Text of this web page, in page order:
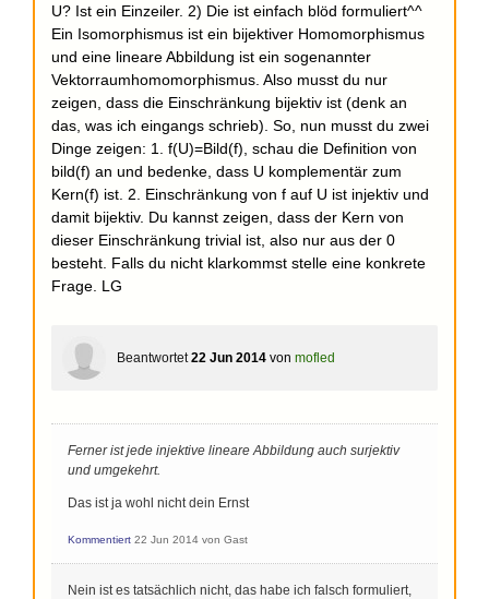
U? Ist ein Einzeiler. 2) Die ist einfach blöd formuliert^^
Ein Isomorphismus ist ein bijektiver Homomorphismus
und eine lineare Abbildung ist ein sogenannter
Vektorraumhomomorphismus. Also musst du nur
zeigen, dass die Einschränkung bijektiv ist (denk an
das, was ich eingangs schrieb). So, nun musst du zwei
Dinge zeigen: 1. f(U)=Bild(f), schau die Definition von
bild(f) an und bedenke, dass U komplementär zum
Kern(f) ist. 2. Einschränkung von f auf U ist injektiv und
damit bijektiv. Du kannst zeigen, dass der Kern von
dieser Einschränkung trivial ist, also nur aus der 0
besteht. Falls du nicht klarkommst stelle eine konkrete
Frage. LG
Beantwortet 22 Jun 2014 von mofled
Ferner ist jede injektive lineare Abbildung auch surjektiv
und umgekehrt.
Das ist ja wohl nicht dein Ernst
Kommentiert 22 Jun 2014 von Gast
Nein ist es tatsächlich nicht, das habe ich falsch formuliert,